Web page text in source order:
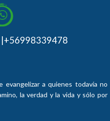
evangelizar a quienes todavía no
la verdad y la vida y sólo por